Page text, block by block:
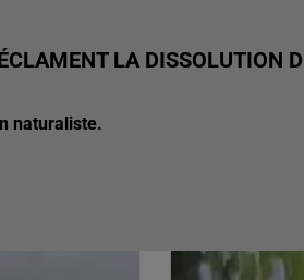
LA DISSOLUTION
naturaliste.